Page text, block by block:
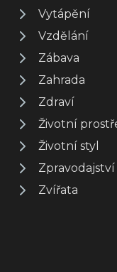
Vytápění
Vzdělání
Zábava
Zahrada
Zdraví
Životní
Životní styl
Zpravodajství
Zvířata